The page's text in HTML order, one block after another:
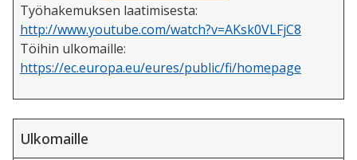
Työhakemuksen laatimisesta:
http://www.youtube.com/watch?v=AKsk0VLFjC8
Töihin ulkomaille:
https://ec.europa.eu/eures/public/fi/homepage
Ulkomaille